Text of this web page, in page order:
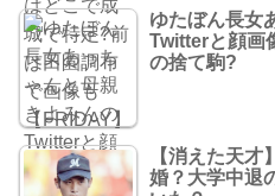
ゆたぼん長女
Twitterと顔画
の捨て駒?
【消えた天
婚？大学中退